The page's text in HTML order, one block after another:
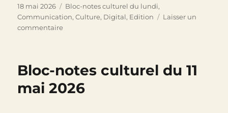
Publié
le
18 mai 2026 Catégories
Bloc-notes culturel du lundi,
Communication,Culture, Digital, Edition
Laisser un
commentairesur
du
mai
Bloc-notes culturel du 11
mai 2026